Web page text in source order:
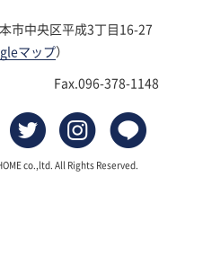
市中央区平成3丁目16-27
マップ）
Fax.096-378-1148
co.,ltd. All Rights Reserved.